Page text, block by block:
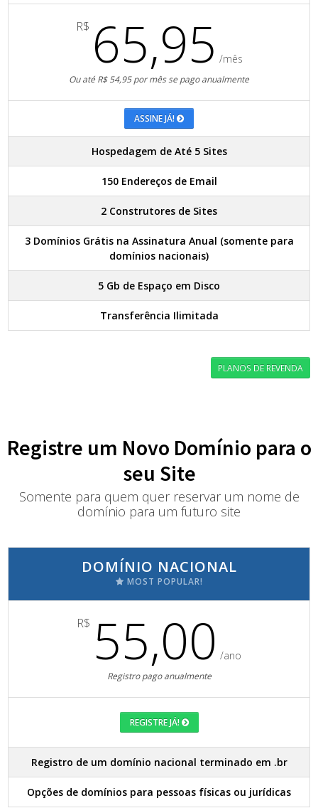
R$ 65,95 /mês
Ou até R$ 54,95 por mês se pago anualmente
ASSINE JÁ!
Hospedagem de Até 5 Sites
150 Endereços de Email
2 Construtores de Sites
3 Domínios Grátis na Assinatura Anual (somente para
domínios nacionais)
5 Gb de Espaço em Disco
Transferência Ilimitada
PLANOS DE REVENDA
Registre um Novo Domínio para o
seu Site
Somente para quem quer reservar um nome de
domínio para um futuro site
DOMÍNIO NACIONAL
MOST POPULAR!
R$ 55,00 /ano
Registro pago anualmente
REGISTRE JÁ!
Registro de um domínio nacional terminado em .br
Opções de domínios para pessoas físicas ou jurídicas